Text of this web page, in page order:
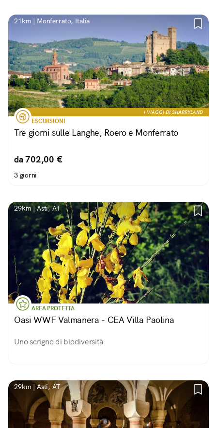
21km | Monferrato, Italia
I VIAGGI DI SHARRYLAND
ESCURSIONI
Tre giorni sulle Langhe, Roero e Monferrato
da 702,00 €
3 giorni
29km | Asti, AT
AREA PROTETTA
Oasi WWF Valmanera - CEA Villa Paolina
Uno scrigno di biodiversità
29km | Asti, AT